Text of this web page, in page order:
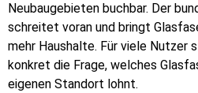
Neubaugebieten buchbar. Der
schreitet voran und bringt
mehr Haushalte. Für viele
konkret die Frage, welches
eigenen Standort lohnt.